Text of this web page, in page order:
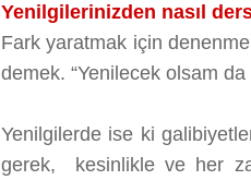
Yenilgilerinizden nasıl
Fark yaratmak için
demek. “Yenilecek olsam
Yenilgilerde ise ki
gerek, kesinlikle ve her